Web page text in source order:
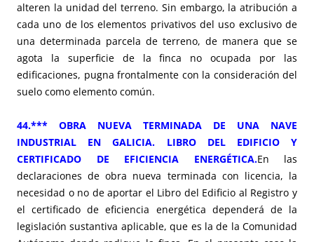
alteren la unidad del terreno. Sin embargo, la atribución a
cada uno de los elementos privativos del uso exclusivo de
una determinada parcela de terreno, de manera que se
agota la superficie de la finca no ocupada por las
edificaciones, pugna frontalmente con la consideración del
suelo como elemento común.
44.*** OBRA NUEVA TERMINADA DE UNA NAVE
INDUSTRIAL EN GALICIA. LIBRO DEL EDIFICIO Y
CERTIFICADO DE EFICIENCIA ENERGÉTICA.En las
declaraciones de obra nueva terminada con licencia, la
necesidad o no de aportar el Libro del Edificio al Registro y
el certificado de eficiencia energética dependerá de la
legislación sustantiva aplicable, que es la de la Comunidad